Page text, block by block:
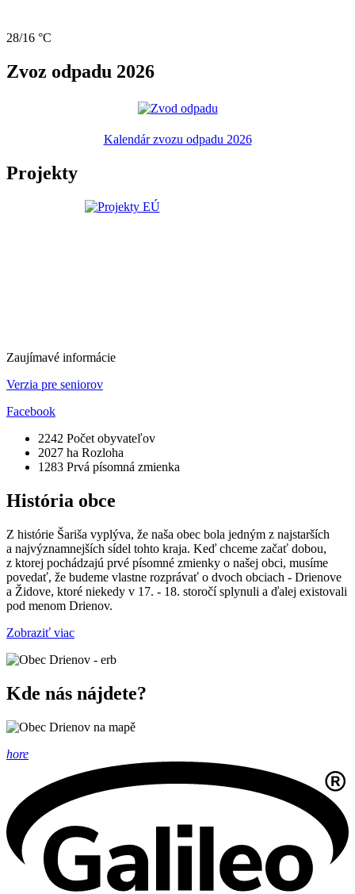
28/16 °C
Zvoz odpadu 2026
Kalendár zvozu odpadu 2026
Projekty
Zaujímavé informácie
Verzia pre seniorov
Facebook
2242 Počet obyvateľov
2027 ha Rozloha
1283 Prvá písomná zmienka
História obce
Z histórie Šariša vyplýva, že naša obec bola jedným z najstarších
a najvýznamnejších sídel tohto kraja. Keď chceme začať dobou,
z ktorej pochádzajú prvé písomné zmienky o našej obci, musíme
povedať, že budeme vlastne rozprávať o dvoch obciach - Drienove
a Židove, ktoré niekedy v 17. - 18. storočí splynuli a ďalej existovali
pod menom Drienov.
Zobraziť viac
Kde nás nájdete?
hore